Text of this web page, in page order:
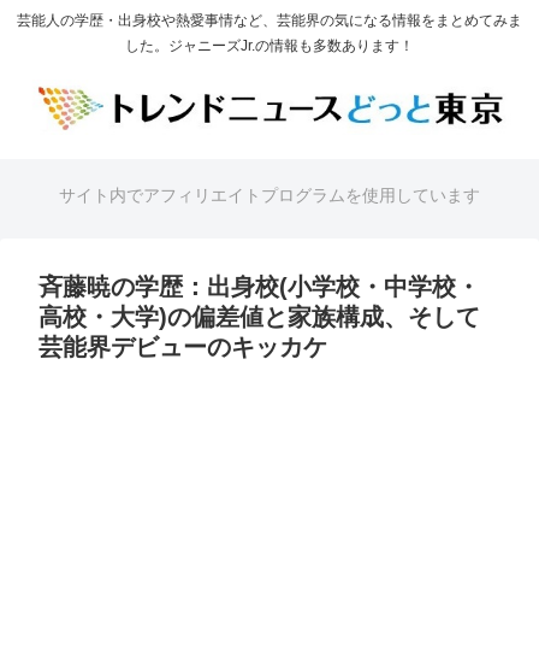
芸能人の学歴・出身校や熱愛事情など、芸能界の気になる情報をまとめてみま
した。ジャニーズJr.の情報も多数あります！
サイト内でアフィリエイトプログラムを使用しています
斉藤暁の学歴：出身校(小学校・中学校・
高校・大学)の偏差値と家族構成、そして
芸能界デビューのキッカケ